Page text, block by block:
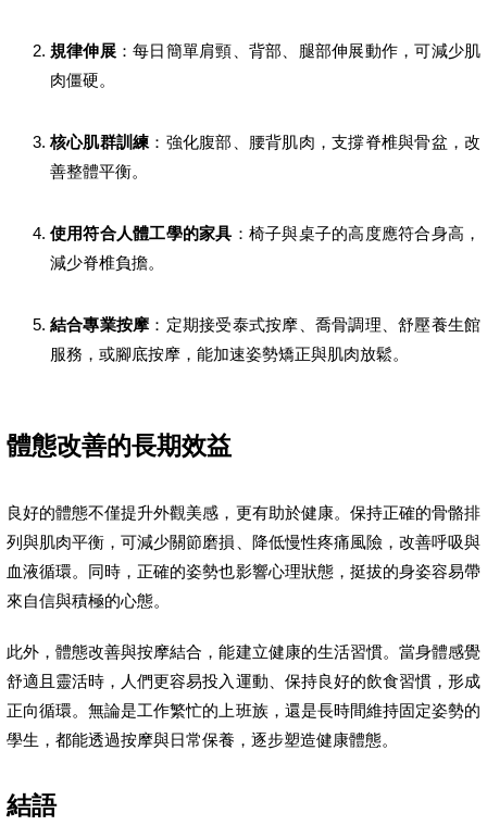
規律伸展：每日簡單肩頸、背部、腿部伸展動作，可減少肌
肉僵硬。
核心肌群訓練 ：強化腹部、腰背肌肉，支撐脊椎與骨盆，改
善整體平衡。
使用符合人體工學的家具 ：椅子與桌子的高度應符合身高，
減少脊椎負擔。
結合專業按摩 ：定期接受泰式按摩、喬骨調理、舒壓養生館
服務，或腳底按摩，能加速姿勢矯正與肌肉放鬆。
體態改善的長期效益
良好的體態不僅提升外觀美感，更有助於健康。保持正確的骨骼排
列與肌肉平衡，可減少關節磨損、降低慢性疼痛風險，改善呼吸與
血液循環。同時，正確的姿勢也影響心理狀態，挺拔的身姿容易帶
來自信與積極的心態。
此外，體態改善與按摩結合，能建立健康的生活習慣。當身體感覺
舒適且靈活時，人們更容易投入運動、保持良好的飲食習慣，形成
正向循環。無論是工作繁忙的上班族，還是長時間維持固定姿勢的
學生，都能透過按摩與日常保養，逐步塑造健康體態。
結語